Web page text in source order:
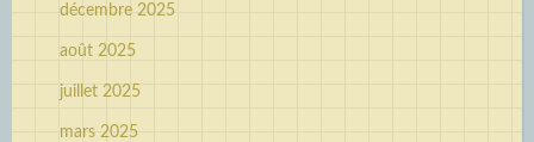
décembre 2025
août 2025
juillet 2025
mars 2025